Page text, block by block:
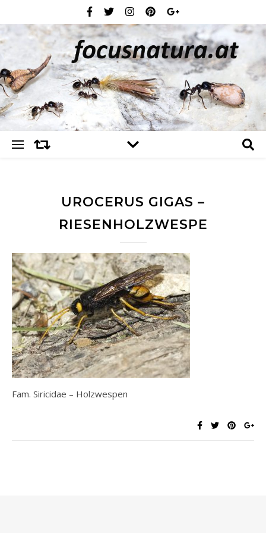
UROCERUS GIGAS –
RIESENHOLZWESPE
Fam. Siricidae – Holzwespen